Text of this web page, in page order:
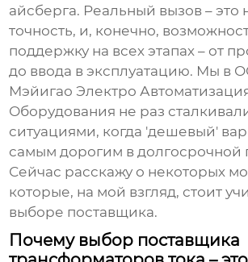
айсберга. Реальный вызов – это
точность, и, конечно,
поддержку на всех этапах – от
до ввода в эксплуатацию. Мы в
Мэйигао Электро
Оборудования не раз
ситуациями, когда 'дешевый'
самым дорогим в долгосрочной
Сейчас расскажу о некоторых
которые, на мой взгляд, стоит
выборе поставщика.
Почему выбор поставщика